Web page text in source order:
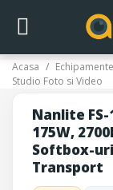
Acasa
Studio Foto si Video
Nanlite
175W,
Softbox-
Transport